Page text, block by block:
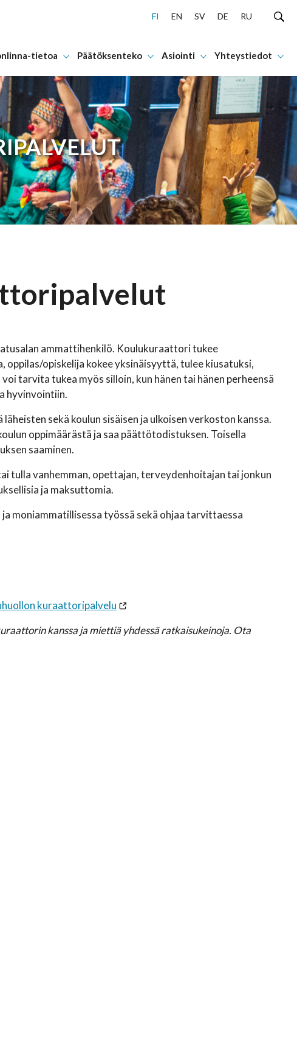
FI EN SV DE RU
tietoa Päätöksenteko Asiointi Yhteystiedot
ammattihenkilö. Koulukuraattori tukee
oppilas/opiskelija kokee yksinäisyyttä, tulee kiusatuksi,
tarvita tukea myös silloin, kun hänen tai hänen perheensä
hyvinvointiin.
sekä koulun sisäisen ja ulkoisen verkoston kanssa.
oppimäärästä ja saa päättötodistuksen. Toisella
saaminen.
tulla vanhemman, opettajan, terveydenhoitajan tai jonkun
ja maksuttomia.
moniammatillisessa työssä sekä ohjaa tarvittaessa
kuraattoripalvelu
kanssa ja miettiä yhdessä ratkaisukeinoja. Ota